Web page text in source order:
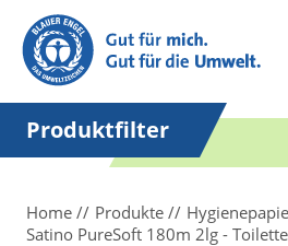
Suchbegriff in
Anführungszeichen
setzen.
Produktfilter
Home Produkte
Satino PureSoft 180m 2lg -